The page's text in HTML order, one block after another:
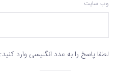
وب‌ سایت
لطفا پاسخ را به عدد انگلیسی وارد کنید: